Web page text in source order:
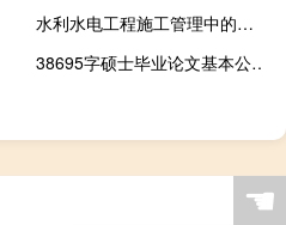
水利水电工程施工管理中的不足及措施,如何写水利水电建设工程毕业论文？
38695字硕士毕业论文基本公共服务均等化的政策支持研究——基于政策制定的视角
☚